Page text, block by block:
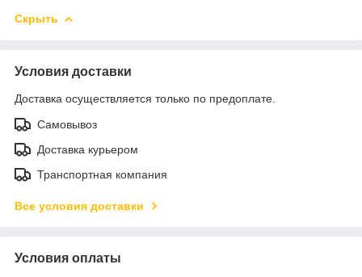
Скрыть
Условия доставки
Доставка осуществляется только по предоплате.
Самовывоз
Доставка курьером
Транспортная компания
Все условия доставки
Условия оплаты